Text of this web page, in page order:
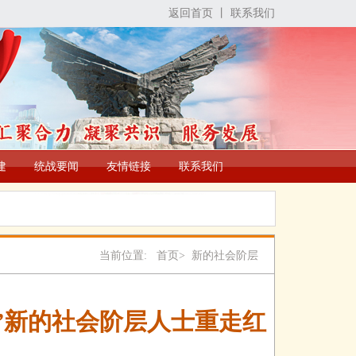
返回首页 联系我们
统战要闻 友情链接 联系我们
当前位置: 首页> 新的社会阶层
的社会阶层人士重走红